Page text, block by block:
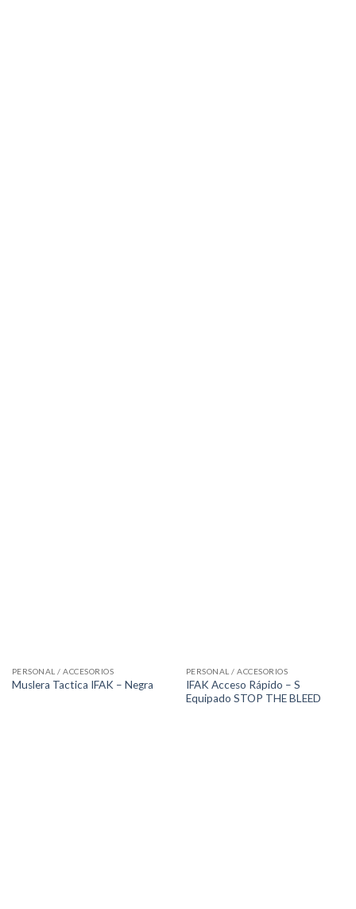
PERSONAL / ACCESORIOS
Muslera Tactica IFAK – Negra
PERSONAL / ACCESORIOS
IFAK Acceso Rápido – S
Equipado STOP THE BLEED